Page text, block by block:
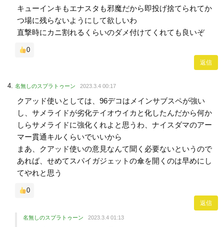
キューインキもエナスタも邪魔だから即投げ捨てられてか
つ場に残らないようにして欲しいわ
直撃時にカニ割れるくらいのダメ付けてくれても良いぞ
0
返信
名無しのスプラトゥーン 2023.3.4 00:17
クアッド使いとしては、96デコはメインサブスペが強い
し、サメライドが劣化テイオウイカと化したんだから何か
しらサメライドに強化くれよと思うわ、ナイスダマのアー
マー貫通キルくらいでいいから
まあ、クアッド使いの意見なんて聞く必要ないというので
あれば、せめてスパイガジェットの傘を開くのは早めにし
てやれと思う
0
返信
名無しのスプラトゥーン 2023.3.4 01:13